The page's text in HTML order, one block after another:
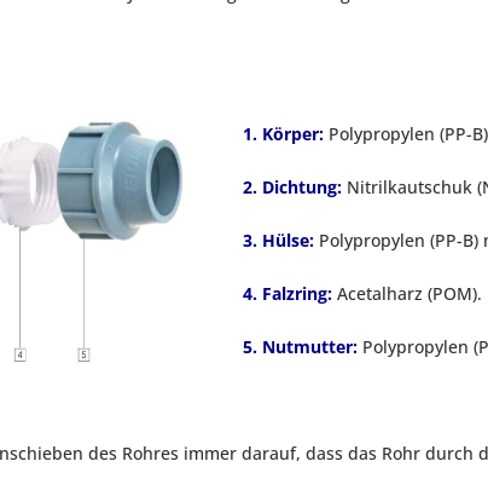
1. Körper: Polypropylen (PP-
2. Dichtung: Nitrilkautschuk
3. Hülse: Polypropylen (PP-
4. Falzring: Acetalharz (POM).
5. Nutmutter: Polypropylen
des Rohres immer darauf, dass das Rohr